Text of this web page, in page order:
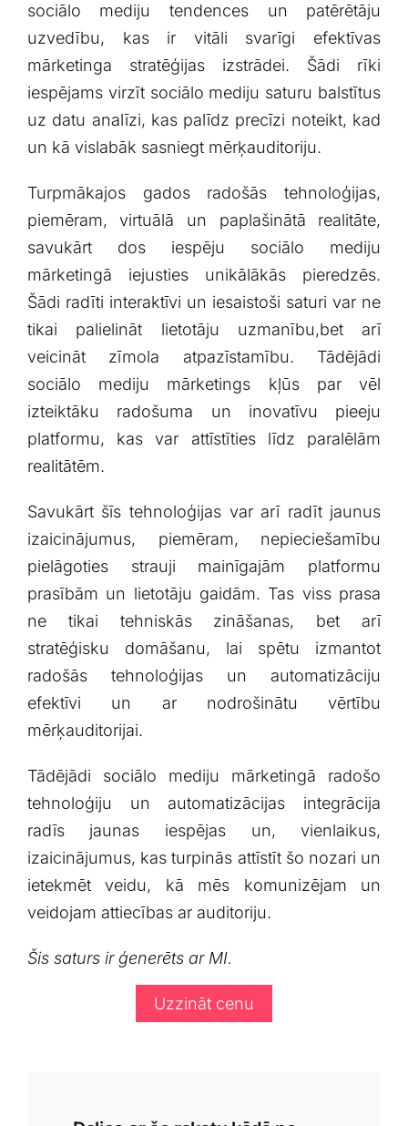
sociālo mediju tendences⁤ un​ patērētāju
uzvedību, ⁤kas ir vitāli svarīgi efektīvas
‍mārketinga stratēģijas ⁣izstrādei. Šādi rīki
iespējams⁤ virzīt sociālo mediju saturu balstītus
uz datu analīzi, kas palīdz precīzi noteikt, kad
un kā vislabāk sasniegt mērķauditoriju.
Turpmākajos gados radošās tehnoloģijas,⁤
piemēram,⁣ virtuālā ⁤un paplašinātā realitāte,
savukārt dos iespēju sociālo mediju
mārketingā iejusties unikālākās⁤ pieredzēs.
⁢Šādi radīti interaktīvi un ⁤iesaistoši saturi var ne
tikai palielināt lietotāju uzmanību,bet arī
veicināt zīmola atpazīstamību. Tādējādi
sociālo mediju mārketings kļūs par ⁣vēl
izteiktāku radošuma un inovatīvu pieeju
platformu, kas var attīstīties līdz paralēlām
realitātēm.
Savukārt šīs tehnoloģijas var arī radīt jaunus
izaicinājumus, piemēram, nepieciešamību
pielāgoties strauji mainīgajām platformu
prasībām ⁤un lietotāju gaidām. Tas viss prasa
ne tikai tehniskās zināšanas, bet arī
stratēģisku domāšanu, lai spētu izmantot
‍radošās tehnoloģijas ⁢un​ automatizāciju
efektīvi ‍un ar nodrošinātu vērtību
mērķauditorijai.
Tādējādi sociālo mediju mārketingā radošo
⁣tehnoloģiju un automatizācijas integrācija
radīs jaunas iespējas un, vienlaikus,
izaicinājumus, kas turpinās attīstīt šo nozari ‍un
ietekmēt veidu, kā mēs komunizējam un
veidojam attiecības ar auditoriju.
Šis saturs ir ⁤ģenerēts ar MI.
Uzzināt cenu